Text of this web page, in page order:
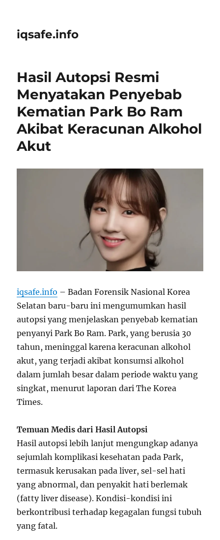
iqsafe.info
Hasil Autopsi Resmi
Menyatakan Penyebab
Kematian Park Bo Ram
Akibat Keracunan Alkohol
Akut
iqsafe.info – Badan Forensik Nasional Korea
Selatan baru-baru ini mengumumkan hasil
autopsi yang menjelaskan penyebab kematian
penyanyi Park Bo Ram. Park, yang berusia 30
tahun, meninggal karena keracunan alkohol
akut, yang terjadi akibat konsumsi alkohol
dalam jumlah besar dalam periode waktu yang
singkat, menurut laporan dari The Korea
Times.
Temuan Medis dari Hasil Autopsi
Hasil autopsi lebih lanjut mengungkap adanya
sejumlah komplikasi kesehatan pada Park,
termasuk kerusakan pada liver, sel-sel hati
yang abnormal, dan penyakit hati berlemak
(fatty liver disease). Kondisi-kondisi ini
berkontribusi terhadap kegagalan fungsi tubuh
yang fatal.